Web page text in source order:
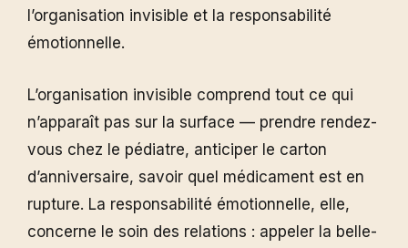
l’organisation invisible et la responsabilité
émotionnelle.
L’organisation invisible comprend tout ce qui
n’apparaît pas sur la surface — prendre rendez-
vous chez le pédiatre, anticiper le carton
d’anniversaire, savoir quel médicament est en
rupture. La responsabilité émotionnelle, elle,
concerne le soin des relations : appeler la belle-